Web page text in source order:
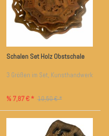
Schalen Set Holz Obstschale
3 Größen im Set, Kunsthandwerk
% 7,87 € * 10,50 € *